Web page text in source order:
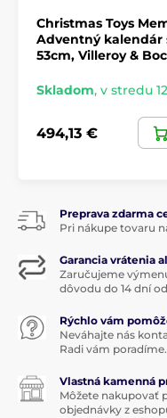
Christmas Toys
Adventný kalendár
53cm, Villeroy &
Skladom, v stredu
494,13 €
Preprava zdarma
Pri nákupe tovaru
Garancia vrátenia
Zaručujeme
dôvodu do 14 dní
Rýchlo vám
Neváhajte nás
Radi vám poradíme.
Vlastná kamenná
Môžete nakupovať
objednávky z